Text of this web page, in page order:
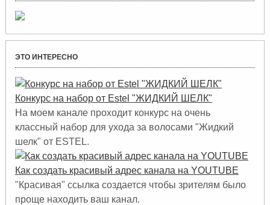
ЭТО ИНТЕРЕСНО
Конкурс на набор от Estel "ЖИДКИЙ ШЕЛК"
На моем канале проходит конкурс на очень
классный набор для ухода за волосами "Жидкий
шелк" от ESTEL.
Как создать красивый адрес канала на YOUTUBE
"Красивая" ссылка создается чтобы зрителям было
проще находить ваш канал.